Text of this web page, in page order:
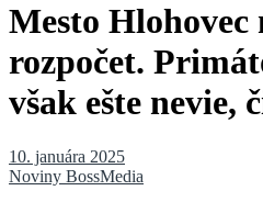
Mesto Hlohovec
rozpočet.
však ešte nevie,
10. januára 2025
Noviny BossMedia